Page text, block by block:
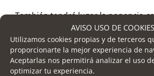
AVISO USO DE COOKIES
Utilizamos cookies propias y de terceros
proporcionarte la mejor experiencia de
Aceptarlas nos permitirá analizar el uso
optimizar tu experiencia.
También tendrá lugar la ponencia-
organizada en colaboración con
Miguel ‘Recorrido sensorial por el
gastronómico a través de la cerveza’
Miguel López-Gil, beer sommelier.